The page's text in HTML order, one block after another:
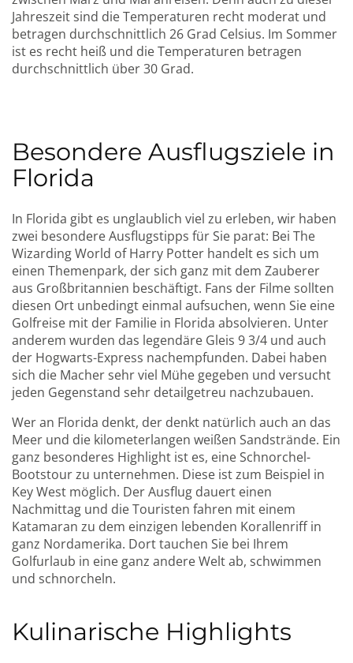
Jahreszeit sind die Temperaturen recht moderat und
betragen durchschnittlich 26 Grad Celsius. Im Sommer
ist es recht heiß und die Temperaturen betragen
durchschnittlich über 30 Grad.
Besondere Ausflugsziele in
Florida
In Florida gibt es unglaublich viel zu erleben, wir haben
zwei besondere Ausflugstipps für Sie parat: Bei The
Wizarding World of Harry Potter handelt es sich um
einen Themenpark, der sich ganz mit dem Zauberer
aus Großbritannien beschäftigt. Fans der Filme sollten
diesen Ort unbedingt einmal aufsuchen, wenn Sie eine
Golfreise mit der Familie in Florida absolvieren. Unter
anderem wurden das legendäre Gleis 9 3/4 und auch
der Hogwarts-Express nachempfunden. Dabei haben
sich die Macher sehr viel Mühe gegeben und versucht
jeden Gegenstand sehr detailgetreu nachzubauen.
Wer an Florida denkt, der denkt natürlich auch an das
Meer und die kilometerlangen weißen Sandstrände. Ein
ganz besonderes Highlight ist es, eine Schnorchel-
Bootstour zu unternehmen. Diese ist zum Beispiel in
Key West möglich. Der Ausflug dauert einen
Nachmittag und die Touristen fahren mit einem
Katamaran zu dem einzigen lebenden Korallenriff in
ganz Nordamerika. Dort tauchen Sie bei Ihrem
Golfurlaub in eine ganz andere Welt ab, schwimmen
und schnorcheln.
Kulinarische Highlights